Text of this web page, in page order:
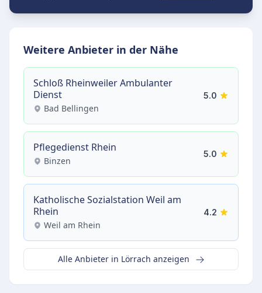
Weitere Anbieter in der Nähe
Schloß Rheinweiler Ambulanter
Dienst
Bad Bellingen
5.0
Pflegedienst Rhein
Binzen
5.0
Katholische Sozialstation Weil am
Rhein
Weil am Rhein
4.2
Alle Anbieter in Lörrach anzeigen